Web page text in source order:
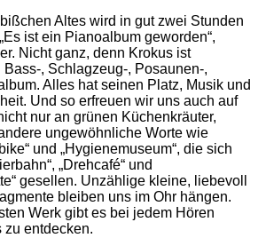
Altes wird in gut zwei Stunden
ist ein Pianoalbum geworden“,
Nicht ganz, denn Krokus ist
, Schlagzeug-, Posaunen-,
Alles hat seinen Platz, Musik und
Und so erfreuen wir uns auch auf
nur an grünen Küchenkräuter,
ungewöhnliche Worte wie
und „Hygienemuseum“, die sich
„Drehcafé“ und
gesellen. Unzählige kleine, liebevoll
bleiben uns im Ohr hängen.
Werk gibt es bei jedem Hören
entdecken.